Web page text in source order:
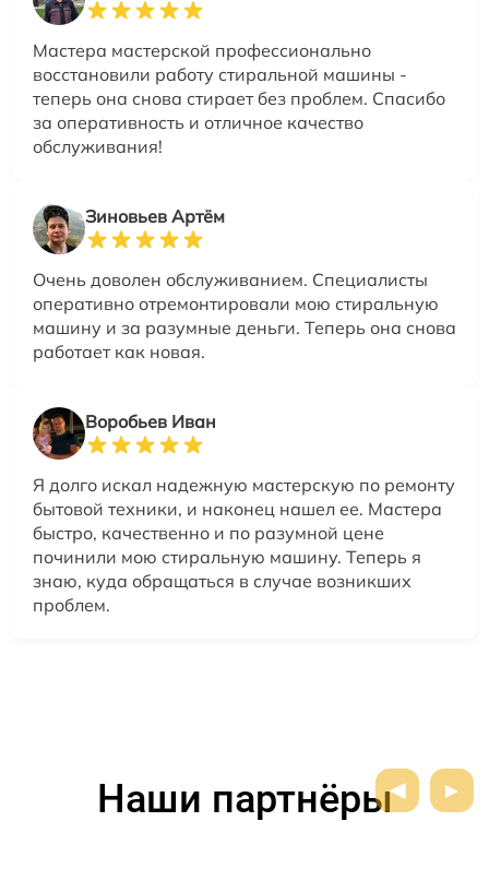
Мастера мастерской профессионально
восстановили работу стиральной машины -
теперь она снова стирает без проблем. Спасибо
за оперативность и отличное качество
обслуживания!
Зиновьев Артём
Очень доволен обслуживанием. Специалисты
оперативно отремонтировали мою стиральную
машину и за разумные деньги. Теперь она снова
работает как новая.
Воробьев Иван
Я долго искал надежную мастерскую по ремонту
бытовой техники, и наконец нашел ее. Мастера
быстро, качественно и по разумной цене
починили мою стиральную машину. Теперь я
знаю, куда обращаться в случае возникших
проблем.
Наши партнёры